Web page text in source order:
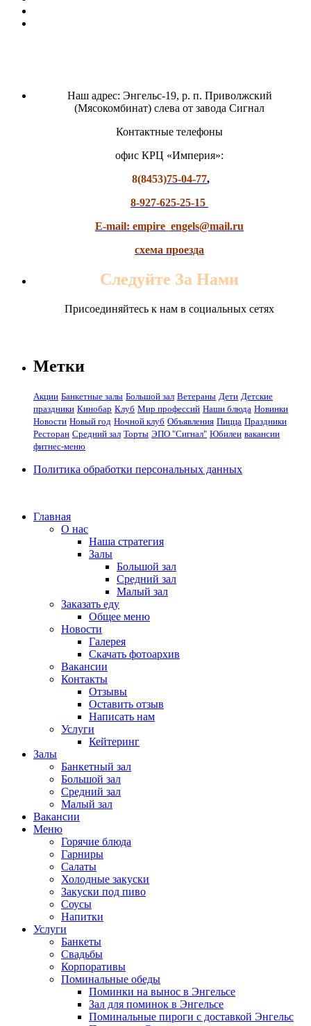
Наш адрес: Энгельс-19, р. п. Приволжский
(Мясокомбинат) слева от завода Сигнал
Контактные телефоны
офис КРЦ «Империя»:
8(8453)75-04-77,
8-927-625-25-15
E-mail: empire_engels@mail.ru
схема проезда
Следуйте За Нами
Присоединяйтесь к нам в социальных сетях
Метки
Акции Банкетные залы Большой зал Ветераны Дети Детские
праздники Кинобар Клуб Мир профессий Наши блюда Новинки
Новости Новый год Ночной клуб Объявления Пицца Праздники
Ресторан Средний зал Торты ЭПО "Сигнал" Юбилеи вакансии
фитнес-меню
Политика обработки персональных данных
Главная
О нас
Наша стратегия
Залы
Большой зал
Средний зал
Малый зал
Заказать еду
Общее меню
Новости
Галерея
Скачать фотоархив
Вакансии
Контакты
Отзывы
Оставить отзыв
Написать нам
Услуги
Кейтеринг
Залы
Банкетный зал
Большой зал
Средний зал
Малый зал
Вакансии
Меню
Горячие блюда
Гарниры
Салаты
Холодные закуски
Закуски под пиво
Соусы
Напитки
Услуги
Банкеты
Свадьбы
Корпоративы
Поминальные обеды
Поминки на вынос в Энгельсе
Зал для поминок в Энгельсе
Поминальные пироги с доставкой Энгельс